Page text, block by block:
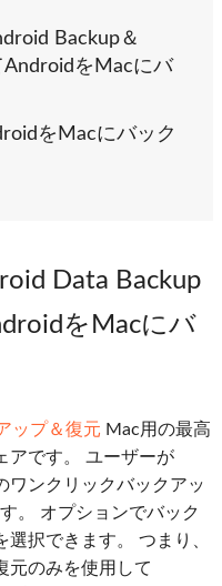
Backup＆
をMacにバ
をMacにバック
Data Backup
をMacにバ
ップ＆復元 Mac用の最高
アです。 ユーザーが
ワンクリックバックアッ
。 オプションでバック
択できます。 つまり、
元のみを使用して